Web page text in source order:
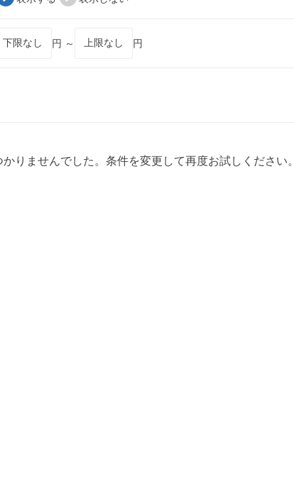
円 ～ 円
りませんでした。条件を変更して再度お試しください。